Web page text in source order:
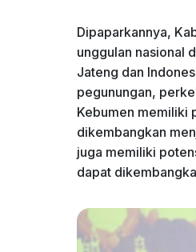
Dipaparkannya,
unggulan nasional
Jateng dan
pegunungan,
Kebumen memiliki
dikembangkan
juga memiliki
dapat